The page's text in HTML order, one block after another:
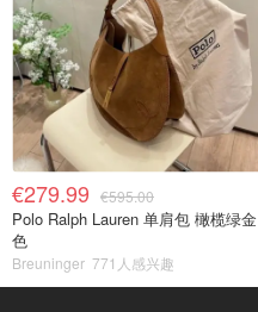
€279.99 €595.00
Polo Ralph Lauren 单肩包 橄榄绿金
色
Breuninger 771人感兴趣